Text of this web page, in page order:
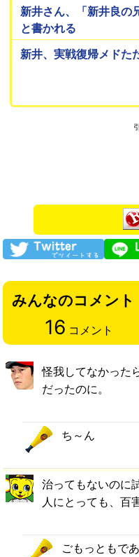
新井さん、「新井良の
と書かれる
新井、実戦復帰メドた
みんなのコメント
16 コメント
怪我してなかった
だったのに。
ち～ん
治ってもないのに
人にとっても、百
ごもっともで